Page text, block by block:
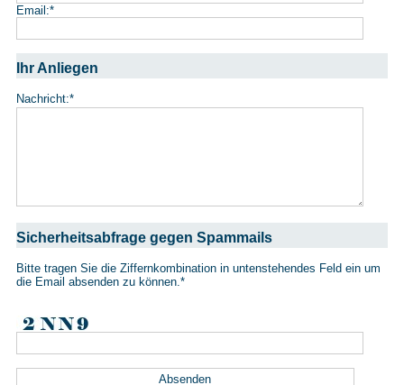
Email:*
Ihr Anliegen
Nachricht:*
Sicherheitsabfrage gegen Spammails
Bitte tragen Sie die Ziffernkombination in untenstehendes Feld ein um
die Email absenden zu können.*